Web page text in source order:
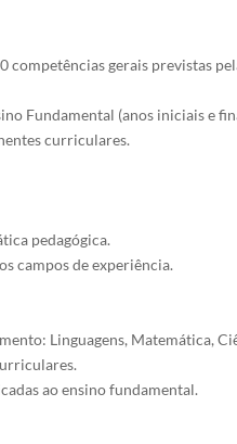
competências gerais previstas
Fundamental (anos iniciais e
curriculares.
pedagógica.
campos de experiência.
Linguagens, Matemática,
ao ensino fundamental.